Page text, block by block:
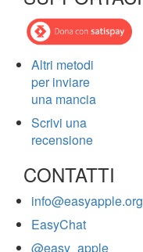
Altri metodi
per inviare
una mancia
Scrivi una
recensione
CONTATTI
info@easyapple.org
EasyChat
@easy_apple